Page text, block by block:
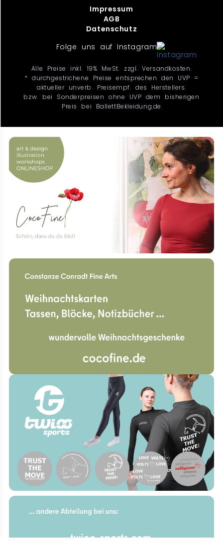
Impressum
AGB
Datenschutz
Folge uns auf Instagram
Alle Preise inkl. 19% MwSt. zzgl. Versandkosten.
* durchgestrichene Preise entsprechen den UVP =
aktueller unverb. Preisempf. des Herstellers.
bzw. bei Sonderpreisen ohne UVP dem bisherigen
Preis bei BallettBekleidung.de